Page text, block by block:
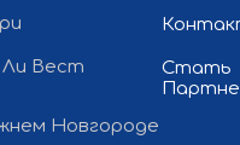
Стать
Новгороде
Ли Вест